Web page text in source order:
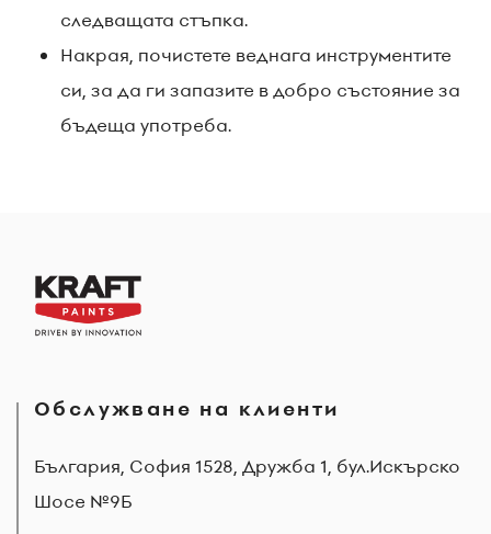
следващата стъпка.
Накрая, почистете веднага инструментите
си, за да ги запазите в добро състояние за
бъдеща употреба.
Обслужване на клиенти
България, София 1528, Дружба 1, бул.Искърско
Шосе №9Б